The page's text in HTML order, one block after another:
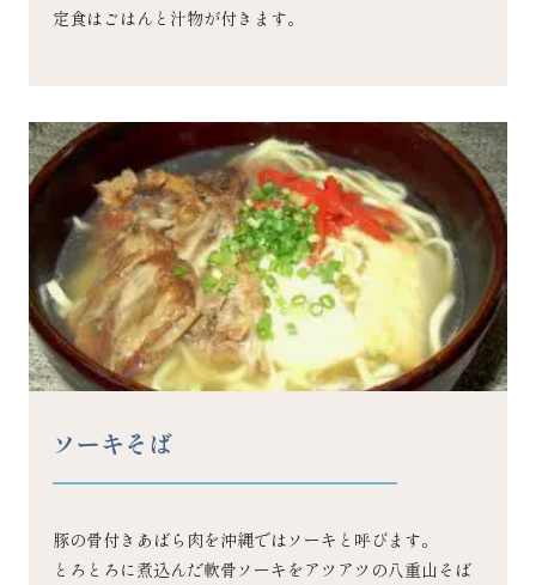
定食はごはんと汁物が付きます。
ソーキそば
豚の骨付きあばら肉を沖縄ではソーキと呼びます。
とろとろに煮込んだ軟骨ソーキをアツアツの八重山そば